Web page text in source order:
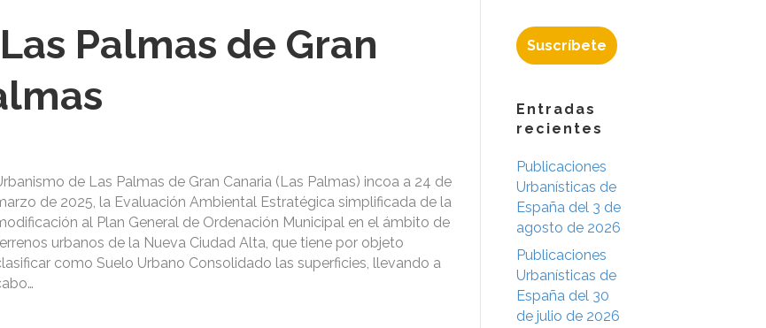
Palmas de Gran
de Las Palmas de Gran Canaria (Las Palmas) incoa a 24 de
de 2025, la Evaluación Ambiental Estratégica simplificada de la
al Plan General de Ordenación Municipal en el ámbito de
urbanos de la Nueva Ciudad Alta, que tiene por objeto
como Suelo Urbano Consolidado las superficies, llevando a
Suscríbete
Entradas
recientes
Publicaciones
Urbanísticas de
España del 3 de
agosto de 2026
Publicaciones
Urbanísticas de
España del 30
de julio de 2026